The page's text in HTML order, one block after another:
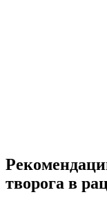
творога в